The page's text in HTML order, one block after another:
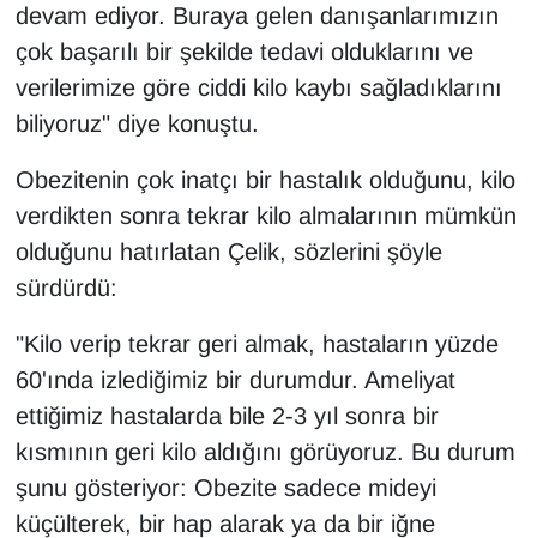
devam ediyor. Buraya gelen danışanlarımızın
çok başarılı bir şekilde tedavi olduklarını ve
verilerimize göre ciddi kilo kaybı sağladıklarını
biliyoruz" diye konuştu.
Obezitenin çok inatçı bir hastalık olduğunu, kilo
verdikten sonra tekrar kilo almalarının mümkün
olduğunu hatırlatan Çelik, sözlerini şöyle
sürdürdü:
"Kilo verip tekrar geri almak, hastaların yüzde
60'ında izlediğimiz bir durumdur. Ameliyat
ettiğimiz hastalarda bile 2-3 yıl sonra bir
kısmının geri kilo aldığını görüyoruz. Bu durum
şunu gösteriyor: Obezite sadece mideyi
küçülterek, bir hap alarak ya da bir iğne